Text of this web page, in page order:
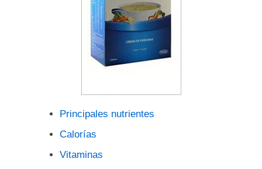
Principales nutrientes
Calorías
Vitaminas